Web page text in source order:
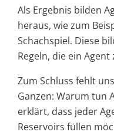
Als Ergebnis bilden
heraus, wie zum
Schachspiel. Diese
Regeln, die ein
Zum Schluss fehlt
Ganzen: Warum tun
erklärt, dass jeder
Reservoirs füllen